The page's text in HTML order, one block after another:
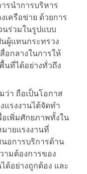
รนำการบริหาร
เครือข่าย ด้วยการ
นร่วมในรูปแบบ
ผู้แทนกระทรวง
อกลางในการให้
นที่ได้อย่างทั่วถึง
ว่า ถือเป็นโอกาส
แรงงานได้จัดทำ
เพิ่มศักยภาพทั้งใน
ายแรงงานที่
นอการบริการด้าน
ามต้องการของ
อย่างถูกต้อง และ